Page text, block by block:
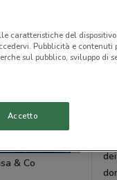
& Co Ethos
caratteristiche del
Pubblicità e contenuti
sul pubblico, sviluppo di
Accetto